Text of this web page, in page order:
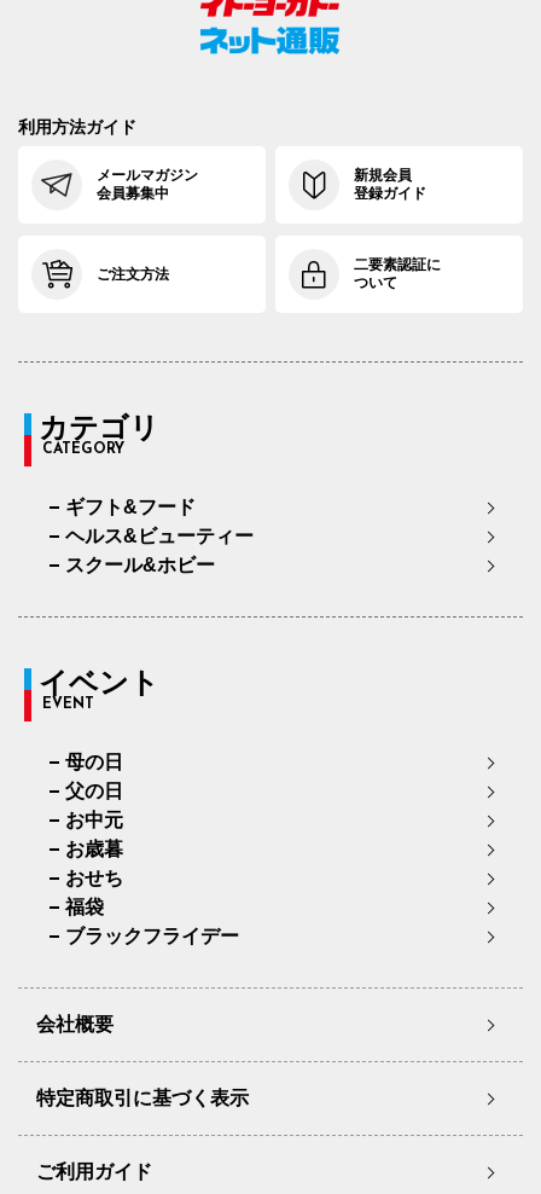
利用方法ガイド
メールマガジン
会員募集中
新規会員
登録ガイド
ご注文方法
二要素認証に
ついて
カテゴリ
CATEGORY
ギフト&フード
ヘルス&ビューティー
スクール&ホビー
イベント
EVENT
母の日
父の日
お中元
お歳暮
おせち
福袋
ブラックフライデー
会社概要
特定商取引に基づく表示
ご利用ガイド